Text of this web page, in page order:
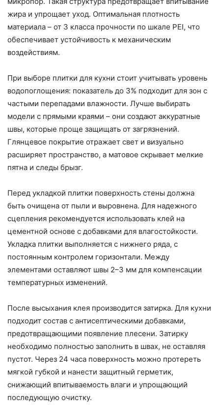
жира и упрощает уход. Оптимальная плотность
материала – от 3 класса прочности по шкале PEI, что
обеспечивает устойчивость к механическим
воздействиям.
При выборе плитки для кухни стоит учитывать уровень
водопоглощения: показатель до 3% подходит для зон с
частыми перепадами влажности. Лучше выбирать
модели с прямыми краями – они создают аккуратные
швы, которые проще защищать от загрязнений.
Глянцевое покрытие отражает свет и визуально
расширяет пространство, а матовое скрывает мелкие
пятна и следы брызг.
Перед укладкой плитки поверхность стены должна
быть очищена от пыли и выровнена. Для надежного
сцепления рекомендуется использовать клей на
цементной основе с добавками для влагостойкости.
Укладка плитки выполняется с нижнего ряда, с
постоянным контролем горизонтали. Между
элементами оставляют швы 2–3 мм для компенсации
температурных изменений.
После высыхания клея производится затирка. Для кухни
подходит состав с антисептическими добавками,
предотвращающими появление плесени. Затирку
необходимо полностью заполнить в швах, не оставляя
пустот. Через 24 часа поверхность можно протереть
мягкой губкой и нанести защитный герметик,
снижающий впитываемость влаги и упрощающий
последующую очистку.